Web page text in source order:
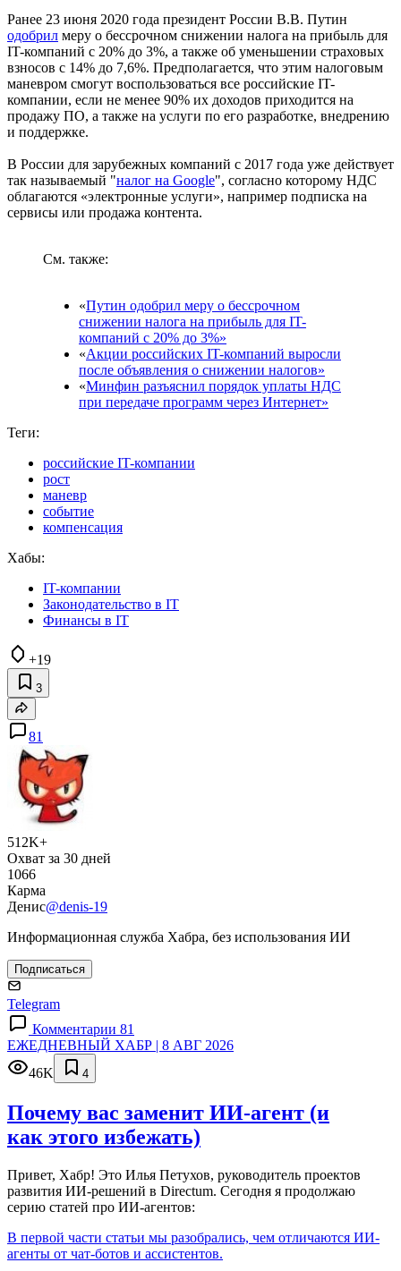
Ранее 23 июня 2020 года президент России В.В. Путин
одобрил меру о бессрочном снижении налога на прибыль для
IT-компаний с 20% до 3%, а также об уменьшении страховых
взносов с 14% до 7,6%. Предполагается, что этим налоговым
маневром смогут воспользоваться все российские IT-
компании, если не менее 90% их доходов приходится на
продажу ПО, а также на услуги по его разработке, внедрению
и поддержке.
В России для зарубежных компаний с 2017 года уже действует
так называемый "налог на Google", согласно которому НДС
облагаются «электронные услуги», например подписка на
сервисы или продажа контента.
См. также:
«Путин одобрил меру о бессрочном
снижении налога на прибыль для IT-
компаний с 20% до 3%»
«Акции российских IT-компаний выросли
после объявления о снижении налогов»
«Минфин разъяснил порядок уплаты НДС
при передаче программ через Интернет»
Теги:
российские IT-компании
рост
маневр
событие
компенсация
Хабы:
IT-компании
Законодательство в IT
Финансы в IT
+19
3
81
512K+
Охват за 30 дней
1066
Карма
Денис@denis-19
Информационная служба Хабра, без использования ИИ
Подписаться
Telegram
Комментарии 81
ЕЖЕДНЕВНЫЙ ХАБР | 8 АВГ 2026
46K
4
Почему вас заменит ИИ‑агент (и
как этого избежать)
Привет, Хабр! Это Илья Петухов, руководитель проектов
развития ИИ-решений в Directum. Сегодня я продолжаю
серию статей про ИИ-агентов:
В первой части статьи мы разобрались, чем отличаются ИИ-
агенты от чат-ботов и ассистентов.